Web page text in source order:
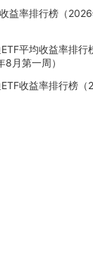
市場排名第三
能邁領綠航二次遞
航運設備和系統提
益率排行榜（
平均收益率排行
月第一周）
收益率排行榜